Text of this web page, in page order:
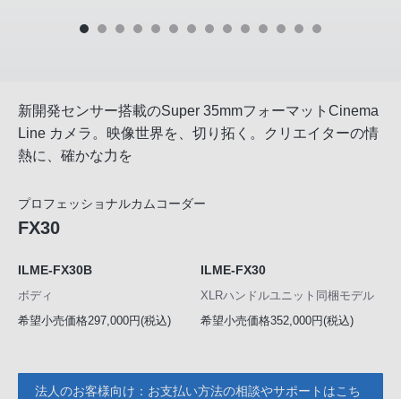
新開発センサー搭載のSuper 35mmフォーマットCinema
Line カメラ。映像世界を、切り拓く。クリエイターの情
熱に、確かな力を
プロフェッショナルカムコーダー
FX30
ILME-FX30B
ボディ
希望小売価格297,000円(税込)
ILME-FX30
XLRハンドルユニット同梱モデル
希望小売価格352,000円(税込)
法人のお客様向け：お支払い方法の相談やサポートはこち